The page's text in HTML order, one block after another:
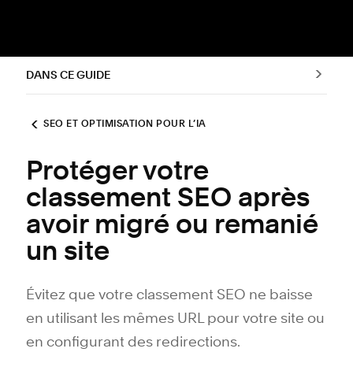
DANS CE GUIDE
SEO ET OPTIMISATION POUR L’IA
Protéger votre
classement SEO après
avoir migré ou remanié
un site
Évitez que votre classement SEO ne baisse
en utilisant les mêmes URL pour votre site ou
en configurant des redirections.